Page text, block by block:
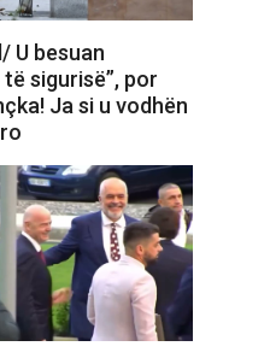
U besuan
sigurisë”, por
Ja si u vodhën